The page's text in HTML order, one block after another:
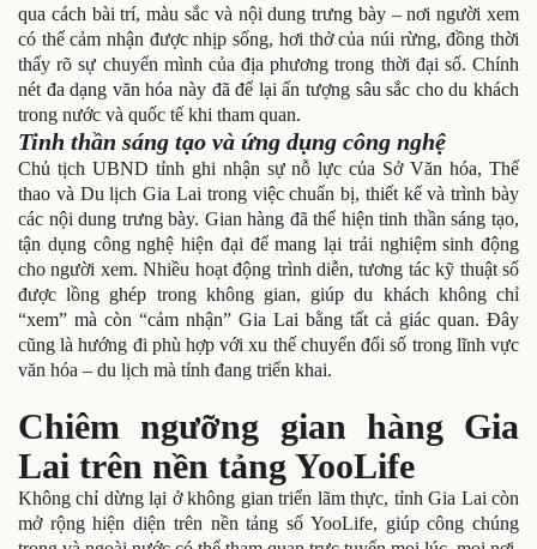
qua cách bài trí, màu sắc và nội dung trưng bày – nơi người xem
có thể cảm nhận được nhịp sống, hơi thở của núi rừng, đồng thời
thấy rõ sự chuyển mình của địa phương trong thời đại số. Chính
nét đa dạng văn hóa này đã để lại ấn tượng sâu sắc cho du khách
trong nước và quốc tế khi tham quan.
Tinh thần sáng tạo và ứng dụng công nghệ
Chủ tịch UBND tỉnh ghi nhận sự nỗ lực của Sở Văn hóa, Thể
thao và Du lịch Gia Lai trong việc chuẩn bị, thiết kế và trình bày
các nội dung trưng bày. Gian hàng đã thể hiện tinh thần sáng tạo,
tận dụng công nghệ hiện đại để mang lại trải nghiệm sinh động
cho người xem. Nhiều hoạt động trình diễn, tương tác kỹ thuật số
được lồng ghép trong không gian, giúp du khách không chỉ
“xem” mà còn “cảm nhận” Gia Lai bằng tất cả giác quan. Đây
cũng là hướng đi phù hợp với xu thế chuyển đổi số trong lĩnh vực
văn hóa – du lịch mà tỉnh đang triển khai.
Chiêm ngưỡng gian hàng Gia
Lai trên nền tảng YooLife
Không chỉ dừng lại ở không gian triển lãm thực, tỉnh Gia Lai còn
mở rộng hiện diện trên nền tảng số YooLife, giúp công chúng